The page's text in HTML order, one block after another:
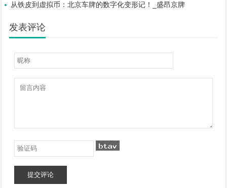
从铁皮到虚拟币：北京车牌的数字化变形记！_盛昂京牌
发表评论
提交评论